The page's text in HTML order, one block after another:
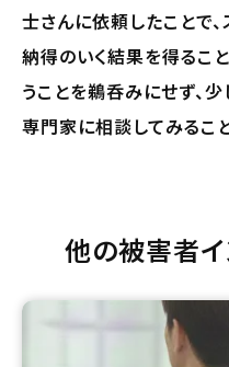
士さんに依頼したことで、
納得のいく結果を得るこ
うことを鵜呑みにせず、
専門家に相談してみるこ
他の被害者イ